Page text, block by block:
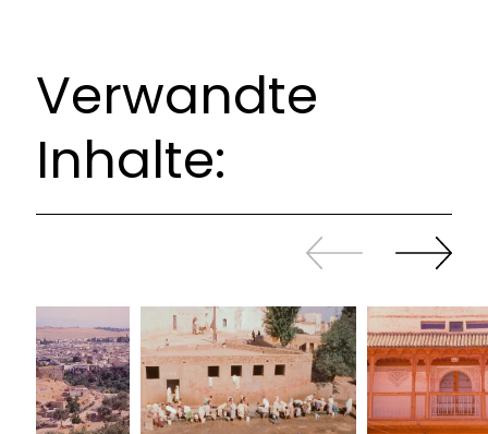
Verwandte
Inhalte:
Zurück
sliden
Weiter
sliden